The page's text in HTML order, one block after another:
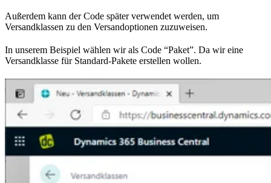
Außerdem kann der Code später verwendet werden, um
Versandklassen zu den Versandoptionen zuzuweisen.
In unserem Beispiel wählen wir als Code “Paket”. Da wir eine
Versandklasse für Standard-Pakete erstellen wollen.